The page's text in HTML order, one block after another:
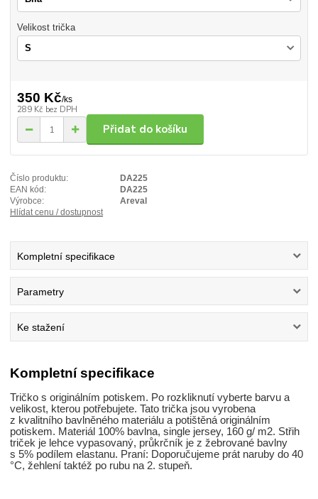
Velikost trička
350 Kč/ks
289 Kč bez DPH
Přidat do košíku
Číslo produktu:
DA225
EAN kód:
DA225
Výrobce:
Areval
Hlídat cenu / dostupnost
Kompletní specifikace
Parametry
Ke stažení
Kompletní specifikace
Tričko s originálním potiskem. Po rozkliknutí vyberte barvu a
velikost, kterou potřebujete. Tato trička jsou vyrobena
z kvalitního bavlněného materiálu a potištěná originálním
potiskem. Materiál 100% bavlna, single jersey, 160 g/ m2. Střih
triček je lehce vypasovaný, průkrčník je z žebrované bavlny
s 5% podílem elastanu. Praní: Doporučujeme prát naruby do 40
°C, žehlení taktéž po rubu na 2. stupeň.